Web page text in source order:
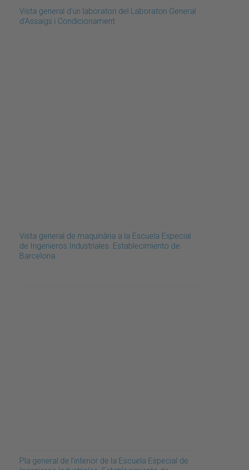
Vista general d'un laboratori del Laboratori General
d’Assaigs i Condicionament
Vista general de maquinària a la Escuela Especial
de Ingenieros Industriales. Establecimiento de
Barcelona
Pla general de l'interior de la Escuela Especial de